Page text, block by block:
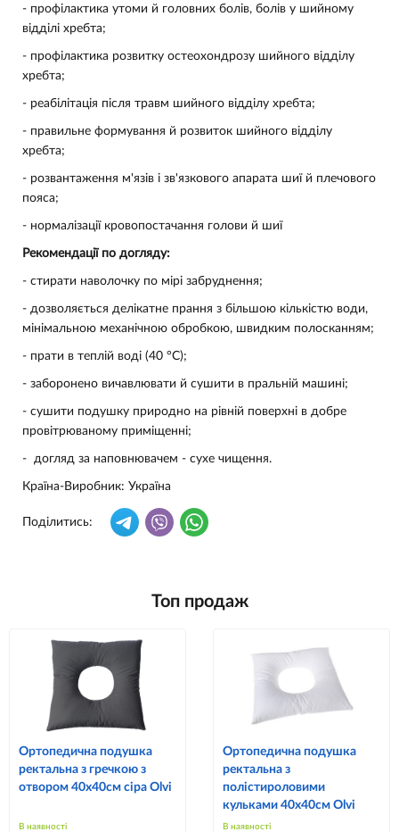
- профілактика утоми й головних болів, болів у шийному
відділі хребта;
- профілактика розвитку остеохондрозу шийного відділу
хребта;
- реабілітація після травм шийного відділу хребта;
- правильне формування й розвиток шийного відділу
хребта;
- розвантаження м'язів і зв'язкового апарата шиї й плечового
пояса;
- нормалізації кровопостачання голови й шиї
Рекомендації по догляду:
- стирати наволочку по мірі забруднення;
- дозволяється делікатне прання з більшою кількістю води,
мінімальною механічною обробкою, швидким полосканням;
- прати в теплій воді (40 °С);
- заборонено вичавлювати й сушити в пральній машині;
- сушити подушку природно на рівній поверхні в добре
провітрюваному приміщенні;
- догляд за наповнювачем - сухе чищення.
Країна-Виробник: Україна
Поділитись:
Топ продаж
Ортопедична подушка
ректальна з гречкою з
отвором 40х40см сіра Olvi
В наявності
Ортопедична подушка
ректальна з
полістироловими
кульками 40х40см Olvi
В наявності